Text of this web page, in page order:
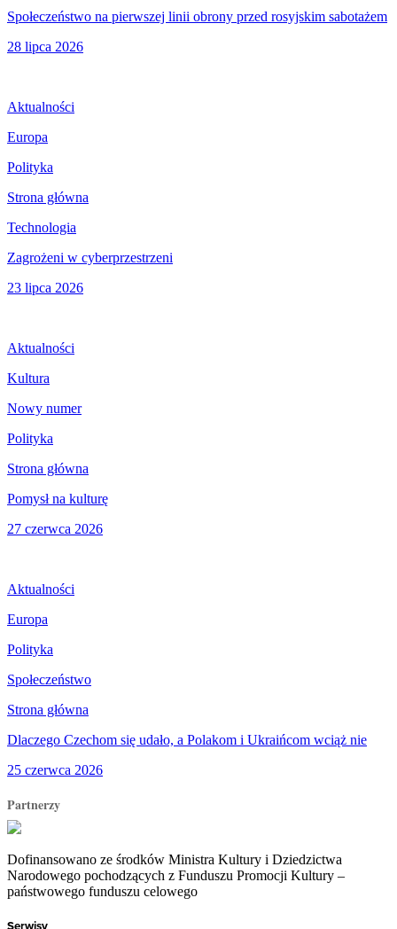
Społeczeństwo na pierwszej linii obrony przed rosyjskim sabotażem
28 lipca 2026
Aktualności
Europa
Polityka
Strona główna
Technologia
Zagrożeni w cyberprzestrzeni
23 lipca 2026
Aktualności
Kultura
Nowy numer
Polityka
Strona główna
Pomysł na kulturę
27 czerwca 2026
Aktualności
Europa
Polityka
Społeczeństwo
Strona główna
Dlaczego Czechom się udało, a Polakom i Ukraińcom wciąż nie
25 czerwca 2026
Partnerzy
Dofinansowano ze środków Ministra Kultury i Dziedzictwa
Narodowego pochodzących z Funduszu Promocji Kultury –
państwowego funduszu celowego